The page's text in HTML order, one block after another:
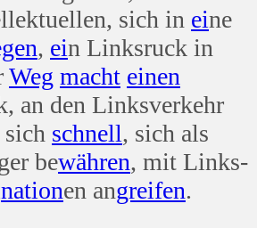
sich in eine
, ein Linksruck in
Weg macht einen
an den Linksverkehr
schnell, sich als
bewähren, mit Links-
nationen angreifen.